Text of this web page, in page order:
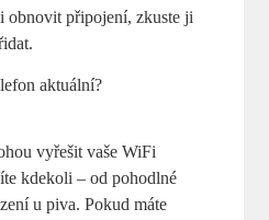
obnovit připojení, zkuste ji
aktuální?
vyřešit vaše WiFi
kdekoli – od pohodlné
u piva. Pokud máte